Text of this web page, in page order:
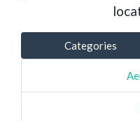
Categories